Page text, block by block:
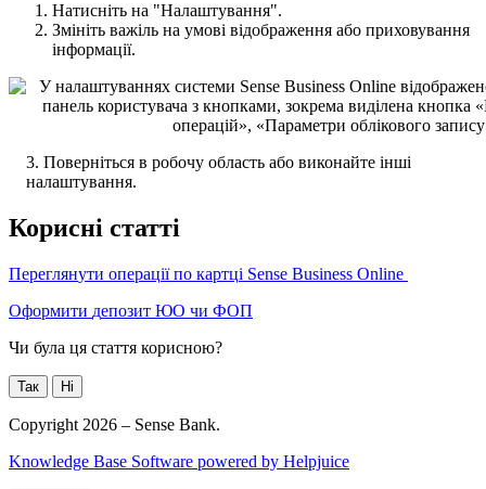
Натисніть на "Налаштування".
Змініть важіль на умові відображення або приховування
інформації.
3. Поверніться в робочу область або виконайте інші
налаштування.
Корисні статті
Переглянути операції по картці Sense Business Online
Оформити депозит ЮО чи ФОП
Чи була ця стаття корисною?
Так Ні
Copyright 2026 – Sense Bank.
Knowledge Base Software powered by Helpjuice